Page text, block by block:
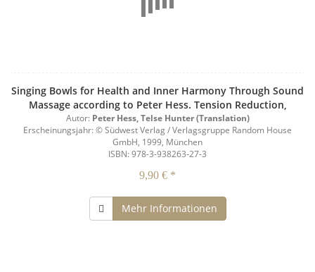
Singing Bowls for Health and Inner Harmony Through Sound
Massage according to Peter Hess. Tension Reduction,
Creativity enhancement, History Rituals
Autor: Peter Hess, Telse Hunter (Translation)
Erscheinungsjahr: © Südwest Verlag / Verlagsgruppe Random House
GmbH, 1999, München
ISBN: 978-3-938263-27-3
9,90 € *
Mehr Informationen